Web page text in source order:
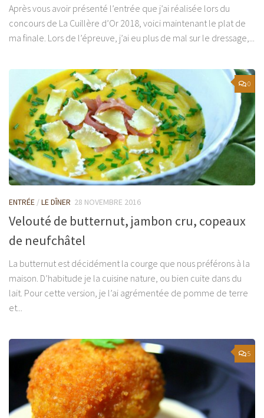
Après vous avoir présenté l’entrée que j’ai réalisée lors du
concours de La Cuillère d’Or 2018, voici maintenant le plat de
ma finale. Lors de l’épreuve, j’ai eu plus de mal sur le dressage,...
0
ENTRÉE /LE DÎNER 28 NOVEMBRE 2016
Velouté de butternut, jambon cru, copeaux
de neufchâtel
La butternut est décidément la courge que nous préférons à la
maison. D’habitude je la cuisine nature, ou bien cuite dans du
lait. Pour cette version, je l’ai agrémentée de pomme de terre
et...
5